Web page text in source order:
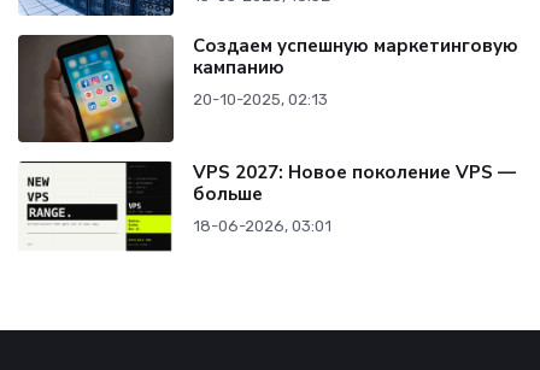
Создаем успешную маркетинговую
кампанию
20-10-2025, 02:13
VPS 2027: Новое поколение VPS —
больше
18-06-2026, 03:01